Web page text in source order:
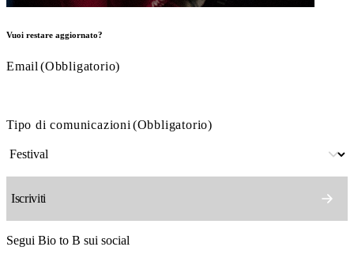
Vuoi restare aggiornato?
Email (Obbligatorio)
Tipo di comunicazioni (Obbligatorio)
Segui Bio to B sui social